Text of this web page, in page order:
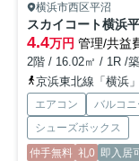
横浜市西区平沼
スカイコート横浜
4.4万円 管理/共益
2階 / 16.02㎡ / 1R /
京浜東北線「横浜
エアコン バルコニ
シューズボックス
仲手無料 礼0 即入居